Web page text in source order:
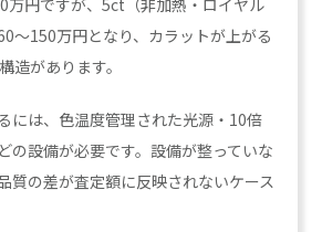
万円ですが、5ct（非加熱・ロイヤル
〜150万円となり、カラットが上がる
造があります。
には、色温度管理された光源・10倍
の設備が必要です。設備が整っていな
質の差が査定額に反映されないケース